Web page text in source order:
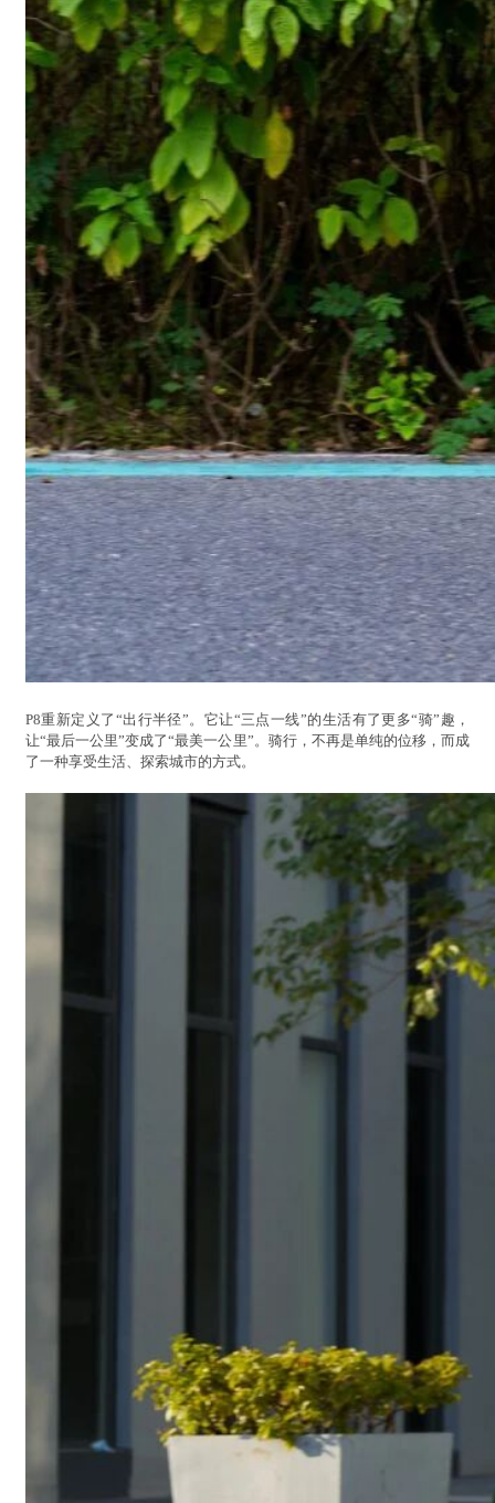
P8重新定义了“出行半径”。它让“三点一线”的生活有了更多“骑”趣，
让“最后一公里”变成了“最美一公里”。骑行，不再是单纯的位移，而成
了一种享受生活、探索城市的方式。